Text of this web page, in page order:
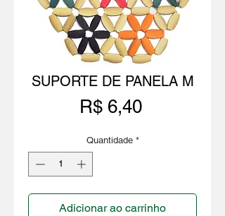
SUPORTE DE PANELA M
R$ 6,40Preço
Quantidade *
Adicionar ao carrinho